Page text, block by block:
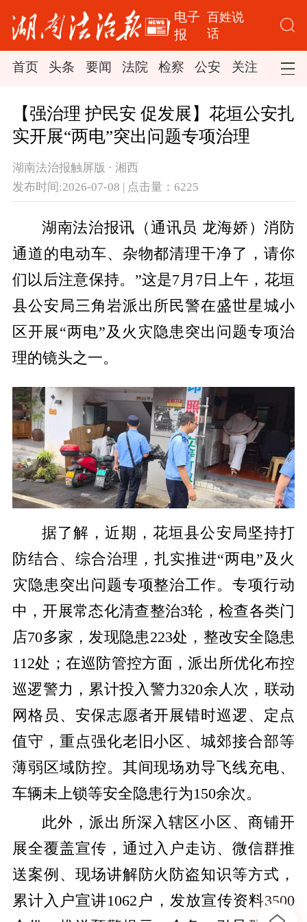
电子
报
百姓说
话
首页 头条 要闻 法院 检察 公安 关注 司法
【强治理 护民安 促发展】花垣公安扎
实开展“两电”突出问题专项治理
湖南法治报触屏版 · 湘西
发布时间:2026-07-08 | 点击量：6225
湖南法治报讯（通讯员 龙海娇）消防
通道的电动车、杂物都清理干净了，请你
们以后注意保持。”这是7月7日上午，花垣
县公安局三角岩派出所民警在盛世星城小
区开展“两电”及火灾隐患突出问题专项治
理的镜头之一。
据了解，近期，花垣县公安局坚持打
防结合、综合治理，扎实推进“两电”及火
灾隐患突出问题专项整治工作。专项行动
中，开展常态化清查整治3轮，检查各类门
店70多家，发现隐患223处，整改安全隐患
112处；在巡防管控方面，派出所优化布控
巡逻警力，累计投入警力320余人次，联动
网格员、安保志愿者开展错时巡逻、定点
值守，重点强化老旧小区、城郊接合部等
薄弱区域防控。其间现场劝导飞线充电、
车辆未上锁等安全隐患行为150余次。
此外，派出所深入辖区小区、商铺开
展全覆盖宣传，通过入户走访、微信群推
送案例、现场讲解防火防盗知识等方式，
累计入户宣讲1062户，发放宣传资料3500